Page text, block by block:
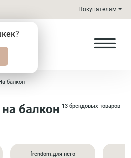
?
Покупателям
балкон
балкон 13 брендовых товаров
frendom.для него